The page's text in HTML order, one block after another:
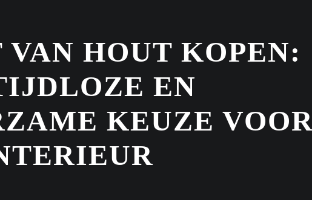
HOUT KOPEN:
EN
KEUZE VOOR